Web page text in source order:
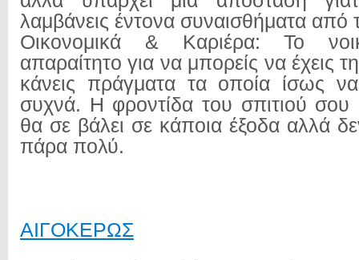
λαμβάνεις έντονα συναισθήματα από
Οικονομικά & Καριέρα: Το
απαραίτητο για να μπορείς να έχεις
κάνεις πράγματα τα οποία ίσως
συχνά. Η φροντίδα του σπιτιού σου
θα σε βάλει σε κάποια έξοδα αλλά
πάρα πολύ.
ΑΙΓΟΚΕΡΩΣ